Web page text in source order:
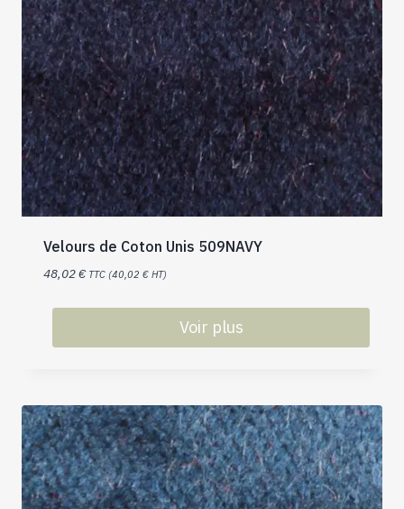
Velours de Coton Unis 509NAVY
48,02€ TTC (40,02 € HT)
Voir plus